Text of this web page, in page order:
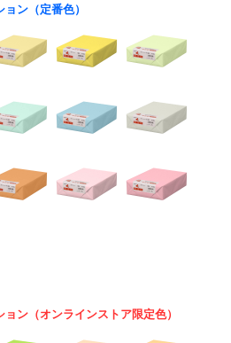
ン（定番色）
ン（オンラインストア限定色）